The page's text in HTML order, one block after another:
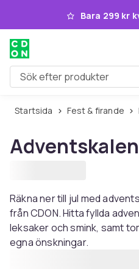
Hoppa till Bara 299 kr
Sök efter produkter
Startsida Fest & firande
Räkna ner till jul med
från CDON. Hitta fyllda
leksaker och smink, samt
egna önskningar.